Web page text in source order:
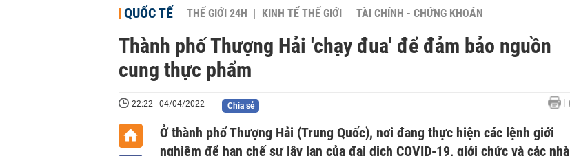
QUỐC TẾ THẾ GIỚI 24H KINH TẾ THẾ GIỚI TÀI CHÍNH - CHỨNG KHOÁN
Thành phố Thượng Hải 'chạy đua' để đảm bảo nguồn
cung thực phẩm
22:22 | 04/04/2022 Chia sẻ
Ở thành phố Thượng Hải (Trung Quốc), nơi đang thực hiện các lệnh giới
nghiêm để hạn chế sự lây lan của đại dịch COVID-19, giới chức và các nhà